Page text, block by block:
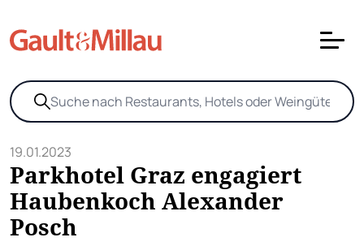
19.01.2023
Parkhotel Graz engagiert
Haubenkoch Alexander
Posch